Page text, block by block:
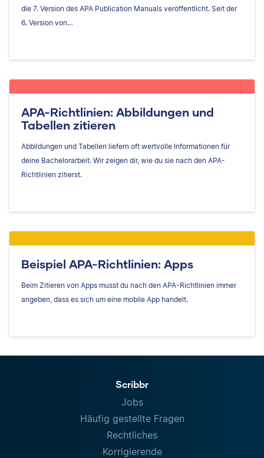
die 7. Version des APA Publication Manuals veröffentlicht. Seit der
6. Version von…
APA-Richtlinien: Abbildungen und
Tabellen zitieren
Abbildungen und Tabellen liefern oft wertvolle Informationen für
deine Bachelorarbeit. Wir zeigen dir, wie du sie nach den APA-
Richtlinien zitierst.
Beispiel APA-Richtlinien: Apps
Beim Zitieren von Apps musst du nach den APA-Richtlinien immer
angeben, dass es sich um eine mobile App handelt.
Scribbr
Jobs
Häufig gestellte Fragen
Rechtliches
Korrigierende